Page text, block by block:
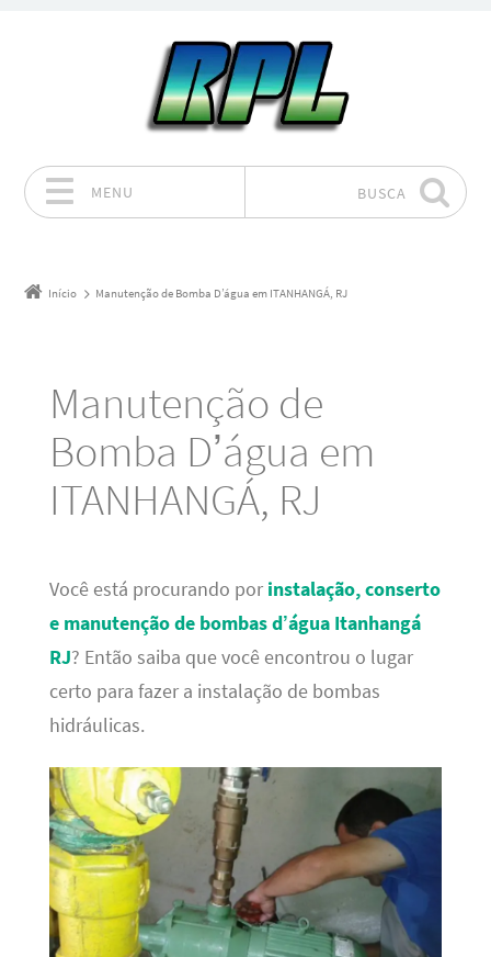
MENU BUSCA
Início Manutenção de Bomba D’água em ITANHANGÁ, RJ
Manutenção de
Bomba D’água em
ITANHANGÁ, RJ
Você está procurando por instalação, conserto
e manutenção de bombas d’água Itanhangá
RJ? Então saiba que você encontrou o lugar
certo para fazer a instalação de bombas
hidráulicas.